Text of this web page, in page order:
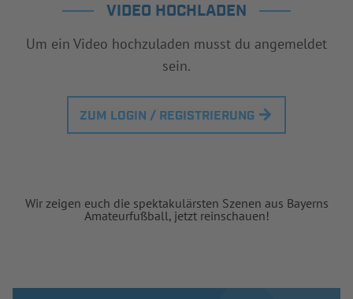
VIDEO HOCHLADEN
Um ein Video hochzuladen musst du angemeldet
sein.
ZUM LOGIN / REGISTRIERUNG
Wir zeigen euch die spektakulärsten Szenen aus Bayerns
Amateurfußball, jetzt reinschauen!